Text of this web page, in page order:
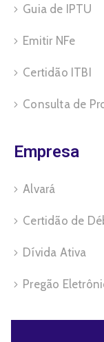
Guia de IPTU
Emitir NFe
Certidão ITBI
Consulta de
Empresa
Alvará
Certidão de
Dívida Ativa
Pregão